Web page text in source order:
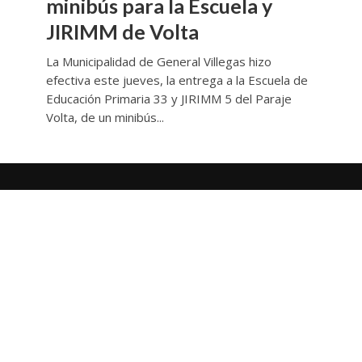
minibús para la Escuela y
JIRIMM de Volta
La Municipalidad de General Villegas hizo
efectiva este jueves, la entrega a la Escuela de
Educación Primaria 33 y JIRIMM 5 del Paraje
Volta, de un minibús...